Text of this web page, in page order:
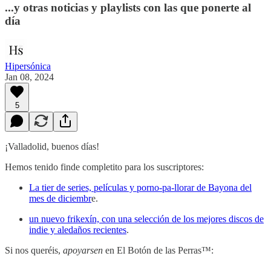
...y otras noticias y playlists con las que ponerte al
día
Hipersónica
Jan 08, 2024
5
¡Valladolid, buenos días!
Hemos tenido finde completito para los suscriptores:
La tier de series, películas y porno-pa-llorar de Bayona del
mes de diciembre.
un nuevo frikexín, con una selección de los mejores discos de
indie y aledaños recientes.
Si nos queréis, apoyarsen en El Botón de las Perras™: